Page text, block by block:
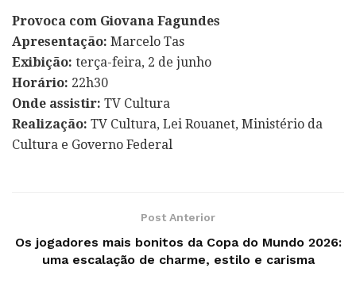
Provoca com Giovana Fagundes
Apresentação: Marcelo Tas
Exibição: terça-feira, 2 de junho
Horário: 22h30
Onde assistir: TV Cultura
Realização: TV Cultura, Lei Rouanet, Ministério da
Cultura e Governo Federal
Post Anterior
Os jogadores mais bonitos da Copa do Mundo 2026:
uma escalação de charme, estilo e carisma